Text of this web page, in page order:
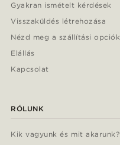
Gyakran ismételt kérdések
Visszaküldés létrehozása
Nézd meg a szállítási
Elállás
Kapcsolat
RÓLUNK
Kik vagyunk és mit akarunk?